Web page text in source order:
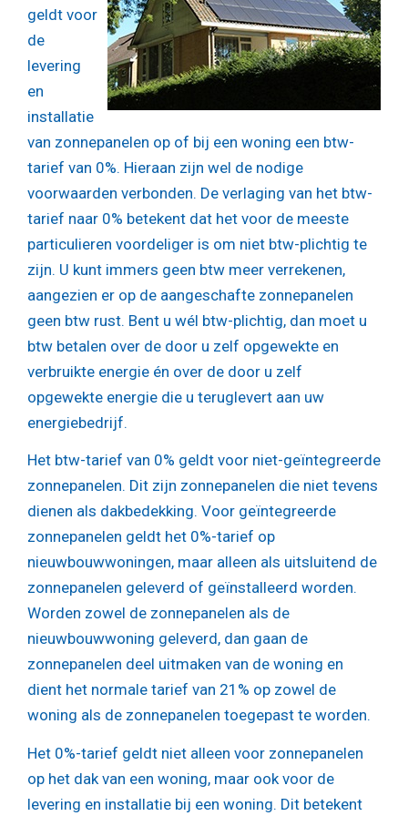
geldt voor
de
levering
en
installatie
van zonnepanelen op of bij een woning een btw-
tarief van 0%. Hieraan zijn wel de nodige
voorwaarden verbonden. De verlaging van het btw-
tarief naar 0% betekent dat het voor de meeste
particulieren voordeliger is om niet btw-plichtig te
zijn. U kunt immers geen btw meer verrekenen,
aangezien er op de aangeschafte zonnepanelen
geen btw rust. Bent u wél btw-plichtig, dan moet u
btw betalen over de door u zelf opgewekte en
verbruikte energie én over de door u zelf
opgewekte energie die u teruglevert aan uw
energiebedrijf.
Het btw-tarief van 0% geldt voor niet-geïntegreerde
zonnepanelen. Dit zijn zonnepanelen die niet tevens
dienen als dakbedekking. Voor geïntegreerde
zonnepanelen geldt het 0%-tarief op
nieuwbouwwoningen, maar alleen als uitsluitend de
zonnepanelen geleverd of geïnstalleerd worden.
Worden zowel de zonnepanelen als de
nieuwbouwwoning geleverd, dan gaan de
zonnepanelen deel uitmaken van de woning en
dient het normale tarief van 21% op zowel de
woning als de zonnepanelen toegepast te worden.
Het 0%-tarief geldt niet alleen voor zonnepanelen
op het dak van een woning, maar ook voor de
levering en installatie bij een woning. Dit betekent